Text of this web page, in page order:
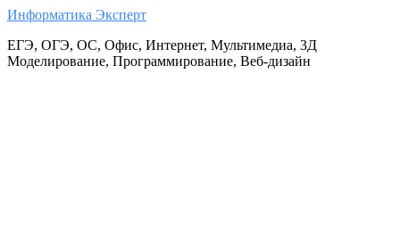
Информатика Эксперт
ЕГЭ, ОГЭ, ОС, Офис, Интернет, Мультимедиа, 3Д
Моделирование, Программирование, Веб-дизайн